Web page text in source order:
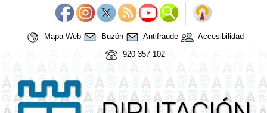
Mapa Web Buzón Antifraude
Accesibilidad
920 357 102